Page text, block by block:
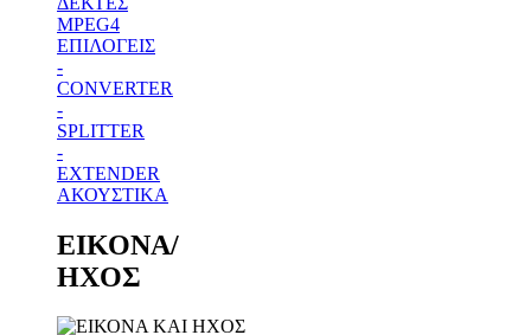
MPEG4
ΕΠΙΛΟΓΕΙΣ
-
CONVERTER
-
SPLITTER
-
EXTENDER
ΑΚΟΥΣΤΙΚΑ
ΕΙΚΟΝΑ/
ΗΧΟΣ